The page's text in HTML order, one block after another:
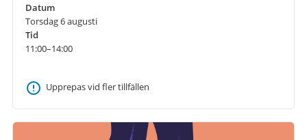
Datum
Torsdag 6 augusti
Tid
11:00–14:00
Upprepas vid fler tillfällen